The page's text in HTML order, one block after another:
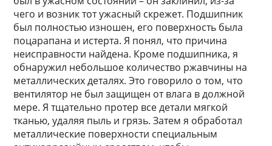
чего и возник тот ужасный скрежет. Подшипник
был полностью изношен, его поверхность была
поцарапана и истерта. Я понял, что причина
неисправности найдена. Кроме подшипника, я
обнаружил небольшое количество ржавчины на
металлических деталях. Это говорило о том, что
вентилятор не был защищен от влага в должной
мере. Я тщательно протер все детали мягкой
тканью, удаляя пыль и грязь. Затем я обработал
металлические поверхности специальным